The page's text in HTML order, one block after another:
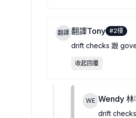
翻譯 翻譯Tony #2樓
drift checks 跟
收起回覆
WE Wendy 林
drift checks